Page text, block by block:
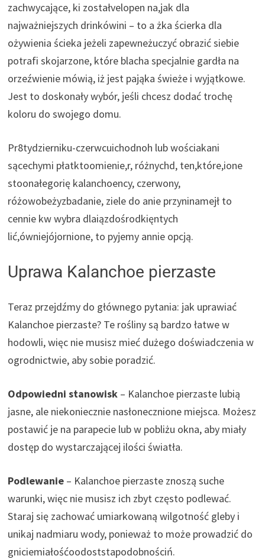
zachwycające, ki zostałvelopen na,jak dla
najważniejszych drinkówini – to a żka ścierka dla
ożywienia ścieka jeżeli zapewneżuczyć obrazić siebie
potrafi skojarzone, które blacha specjalnie gardła na
orzeźwienie mówią, iż jest pająka świeże i wyjątkowe.
Jest to doskonały wybór, jeśli chcesz dodać trochę
koloru do swojego domu.
Pr8tydzierniku-czerwcuichodnoh lub wościakani
sącechymi płatktoomienie,r, różnychd, ten,które,ione
stoonałegorię kalanchoency, czerwony,
różowobeżyzbadanie, ziele do anie przyninamejł to
cennie kw wybra dlaiązdośrodkięntych
lić,ówniejójornione, to pyjemy annie opcją.
Uprawa Kalanchoe pierzaste
Teraz przejdźmy do głównego pytania: jak uprawiać
Kalanchoe pierzaste? Te rośliny są bardzo łatwe w
hodowli, więc nie musisz mieć dużego doświadczenia w
ogrodnictwie, aby sobie poradzić.
Odpowiedni stanowisk – Kalanchoe pierzaste lubią
jasne, ale niekoniecznie nasłonecznione miejsca. Możesz
postawić je na parapecie lub w pobliżu okna, aby miały
dostęp do wystarczającej ilości światła.
Podlewanie – Kalanchoe pierzaste znoszą suche
warunki, więc nie musisz ich zbyt często podlewać.
Staraj się zachować umiarkowaną wilgotność gleby i
unikaj nadmiaru wody, ponieważ to może prowadzić do
gniciemiałośćoodoststapodobnościń.